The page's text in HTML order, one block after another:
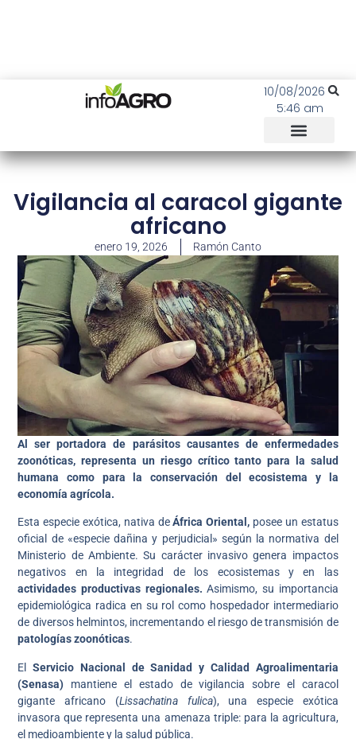
10/08/2026
5:46 am
Vigilancia al caracol gigante
africano
enero 19, 2026 Ramón Canto
Al ser portadora de parásitos causantes de enfermedades
zoonóticas, representa un riesgo crítico tanto para la salud
humana como para la conservación del ecosistema y la
economía agrícola.
Esta especie exótica, nativa deÁfrica Oriental, posee un estatus
oficial de «especie dañina y perjudicial» según la normativa del
Ministerio de Ambiente. Su carácter invasivo genera impactos
negativos en la integridad de los ecosistemas y en las
actividades productivas regionales. Asimismo, su importancia
epidemiológica radica en su rol como hospedador intermediario
de diversos helmintos, incrementando el riesgo de transmisión de
patologías zoonóticas.
ElServicio Nacional de Sanidad y Calidad Agroalimentaria
(Senasa) mantiene el estado de vigilancia sobre el caracol
gigante africano (Lissachatina fulica), una especie exótica
invasora que representa una amenaza triple: para la agricultura,
el medioambiente y la salud pública.